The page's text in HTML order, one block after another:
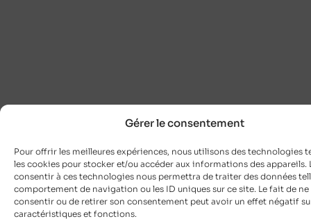
Gérer le consentement
Pour offrir les meilleures expériences, nous utilisons des technologies
les cookies pour stocker et/ou accéder aux informations des appareils.
consentir à ces technologies nous permettra de traiter des données
comportement de navigation ou les ID uniques sur ce site. Le fait de ne
consentir ou de retirer son consentement peut avoir un effet négatif
caractéristiques et fonctions.